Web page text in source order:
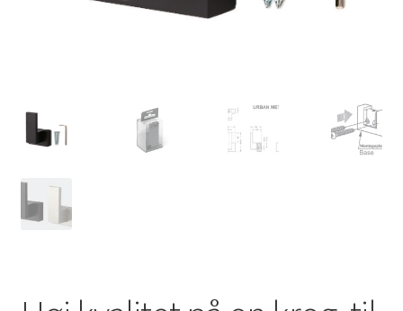
Træk dig ud af kontrakten
Vores partnere